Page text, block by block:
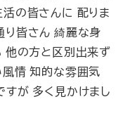
の皆さんに 配りま
り皆さん 綺麗な身
他の方と区別出来ず
風情 知的な雰囲気
すが 多く見かけまし